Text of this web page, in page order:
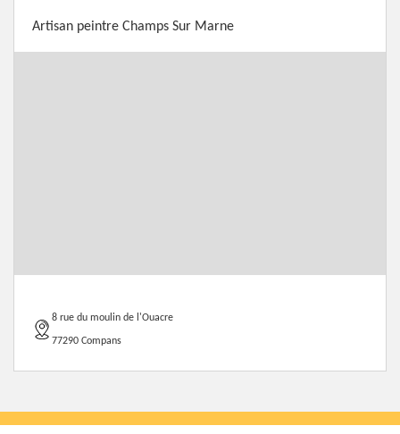
Artisan peintre Champs Sur Marne
8 rue du moulin de l'Ouacre
77290 Compans